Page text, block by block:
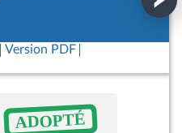
Version PDF
ADOPTÉ